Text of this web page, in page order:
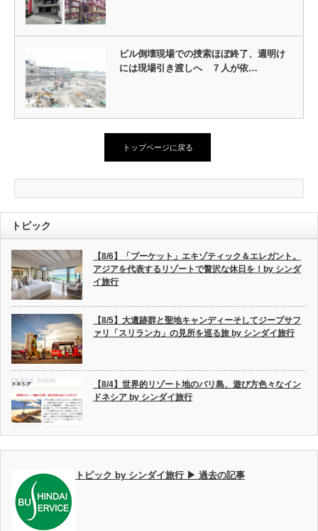
ビル倒壊現場での捜索ほぼ終了、週明け
には現場引き渡しへ ７人が依…
トップページに戻る
トピック
【8/6】「プーケット」エキゾティック＆エレガント。
アジアを代表するリゾートで贅沢な休日を！by シンダ
イ旅行
【8/5】大遺跡群と聖地キャンディーそしてジープサフ
ァリ「スリランカ」の見所を巡る旅 by シンダイ旅行
【8/4】世界的リゾート地のバリ島、遊び方色々なイン
ドネシア by シンダイ旅行
トピック by シンダイ旅行 ▶ 過去の記事